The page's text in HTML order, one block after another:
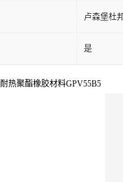
卢森堡杜
是
热聚酯橡胶材料GPV55B5